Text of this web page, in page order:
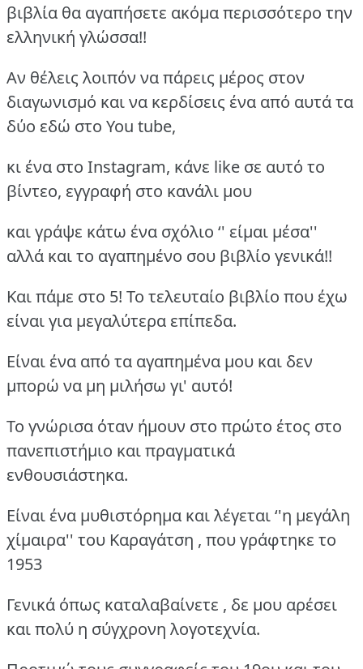
βιβλία θα αγαπήσετε ακόμα περισσότερο την
ελληνική γλώσσα!!
Αν θέλεις λοιπόν να πάρεις μέρος στον
διαγωνισμό και να κερδίσεις ένα από αυτά τα
δύο εδώ στο You tube,
κι ένα στο Instagram, κάνε like σε αυτό το
βίντεο, εγγραφή στο κανάλι μου
και γράψε κάτω ένα σχόλιο ‘' είμαι μέσα''
αλλά και το αγαπημένο σου βιβλίο γενικά!!
Και πάμε στο 5! Το τελευταίο βιβλίο που έχω
είναι για μεγαλύτερα επίπεδα.
Είναι ένα από τα αγαπημένα μου και δεν
μπορώ να μη μιλήσω γι' αυτό!
Το γνώρισα όταν ήμουν στο πρώτο έτος στο
πανεπιστήμιο και πραγματικά
ενθουσιάστηκα.
Είναι ένα μυθιστόρημα και λέγεται ‘'η μεγάλη
χίμαιρα'' του Καραγάτση , που γράφτηκε το
1953
Γενικά όπως καταλαβαίνετε , δε μου αρέσει
και πολύ η σύγχρονη λογοτεχνία.